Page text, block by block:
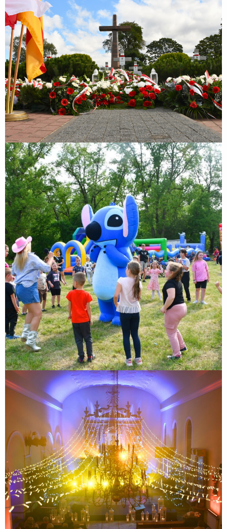
Rodzinny Piknik Sportowy z okazji Dnia Dziecka
Rodzinny Piknik Sportowy z okazji Dnia Dziecka połączony z IV
Biegiem Zakroczymskim „Nałogi! Dzieciaki w nogi!” realizowany był w
partnerstwie z Samorządem Województwa Mazowieckiego i
wspófinansowany był ze środków Samorządu...
XII Zakroczymskie Kolędowanie